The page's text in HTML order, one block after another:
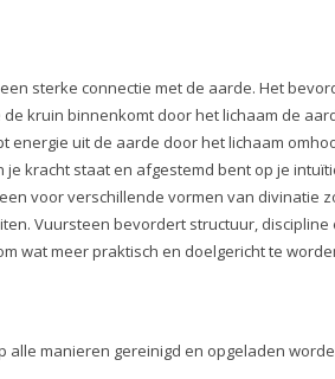
sterke connectie met de aarde. Het
kruin binnenkomt door het lichaam de
energie uit de aarde door het lichaam
je kracht staat en afgestemd bent op je
voor verschillende vormen van divinatie
Vuursteen bevordert structuur,
wat meer praktisch en doelgericht te
alle manieren gereinigd en opgeladen